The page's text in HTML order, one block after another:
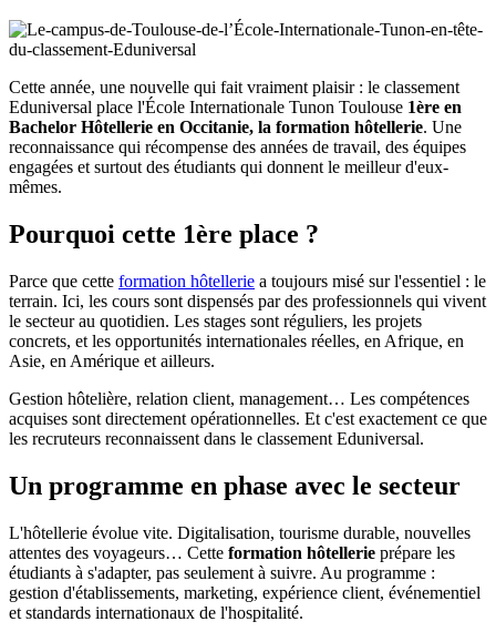
Cette année, une nouvelle qui fait vraiment plaisir : le classement
Eduniversal place l'École Internationale Tunon Toulouse 1ère en
Bachelor Hôtellerie en Occitanie, la formation hôtellerie. Une
reconnaissance qui récompense des années de travail, des équipes
engagées et surtout des étudiants qui donnent le meilleur d'eux-
mêmes.
Pourquoi cette 1ère place ?
Parce que cette formation hôtellerie a toujours misé sur l'essentiel : le
terrain. Ici, les cours sont dispensés par des professionnels qui vivent
le secteur au quotidien. Les stages sont réguliers, les projets
concrets, et les opportunités internationales réelles, en Afrique, en
Asie, en Amérique et ailleurs.
Gestion hôtelière, relation client, management… Les compétences
acquises sont directement opérationnelles. Et c'est exactement ce que
les recruteurs reconnaissent dans le classement Eduniversal.
Un programme en phase avec le secteur
L'hôtellerie évolue vite. Digitalisation, tourisme durable, nouvelles
attentes des voyageurs… Cette formation hôtellerie prépare les
étudiants à s'adapter, pas seulement à suivre. Au programme :
gestion d'établissements, marketing, expérience client, événementiel
et standards internationaux de l'hospitalité.